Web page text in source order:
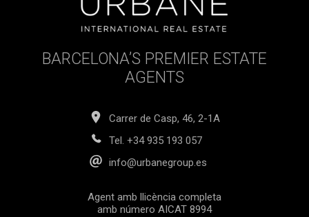
BARCELONA’S PREMIER ESTATE
AGENTS
Carrer de Casp, 46, 2-1A
Tel. +34 935 193 057
info@urbanegroup.es
Agent amb llicència completa
amb número AICAT 8994